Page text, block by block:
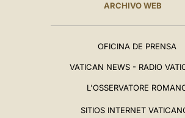
ARCHIVO WEB
OFICINA DE PRENSA
VATICAN NEWS - RADIO
L'OSSERVATORE
SITIOS INTERNET